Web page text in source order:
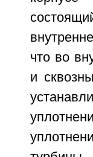
что во
и